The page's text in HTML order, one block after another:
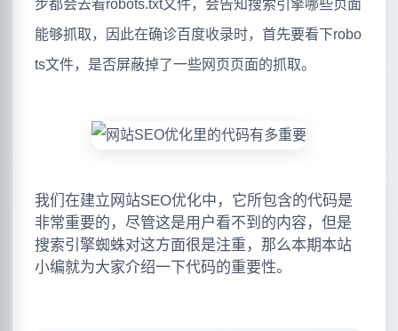
步都会去看robots.txt文件，会告知搜索引擎哪些页面
能够抓取，因此在确诊百度收录时，首先要看下robo
ts文件，是否屏蔽掉了一些网页页面的抓取。
我们在建立网站SEO优化中，它所包含的代码是
非常重要的，尽管这是用户看不到的内容，但是
搜索引擎蜘蛛对这方面很是注重，那么本期本站
小编就为大家介绍一下代码的重要性。